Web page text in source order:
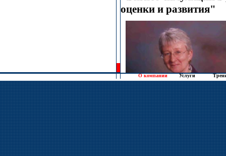
О компании Услуги